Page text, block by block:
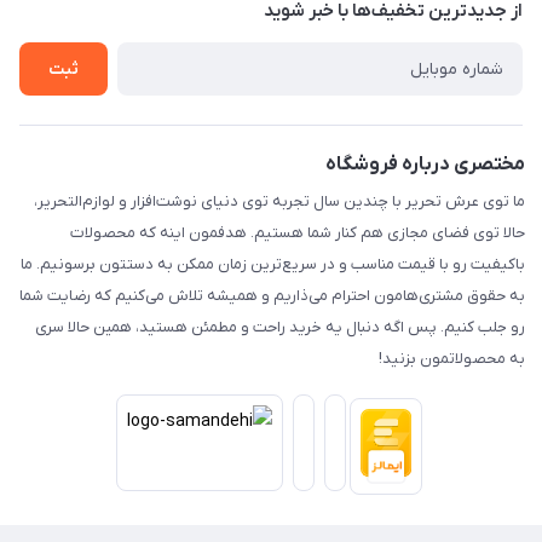
حریم خصوصی
تماس با ما
از جدید‌ترین تخفیف‌ها با‌ خبر شوید
ثبت
مختصری درباره فروشگاه
ما توی عرش تحریر با چندین سال تجربه توی دنیای نوشت‌افزار و لوازم‌التحریر،
حالا توی فضای مجازی هم کنار شما هستیم. هدفمون اینه که محصولات
باکیفیت رو با قیمت مناسب و در سریع‌ترین زمان ممکن به دستتون برسونیم. ما
به حقوق مشتری‌هامون احترام می‌ذاریم و همیشه تلاش می‌کنیم که رضایت شما
رو جلب کنیم. پس اگه دنبال یه خرید راحت و مطمئن هستید، همین حالا سری
به محصولاتمون بزنید!